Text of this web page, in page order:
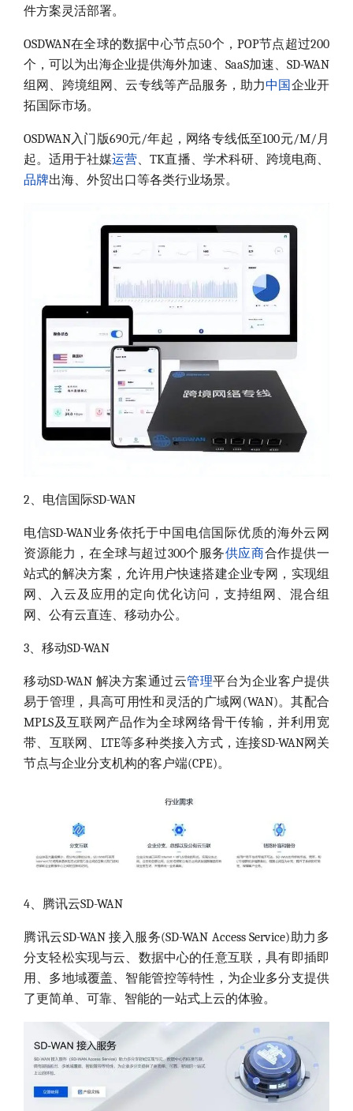
件方案灵活部署。
OSDWAN在全球的数据中心节点50个，POP节点超过200
个，可以为出海企业提供海外加速、SaaS加速、SD-WAN
组网、跨境组网、云专线等产品服务，助力中国 企业开
拓国际市场。
OSDWAN入门版690元/年起，网络专线低至100元/M/月
起。适用于社媒运营、TK直播、学术科研、跨境电商、
品牌出海、外贸出口等各类行业场景。
2、电信国际SD-WAN
电信SD-WAN业务依托于中国电信国际优质的海外云网
资源能力，在全球与超过300个服务供应商合作提供一
站式的解决方案，允许用户快速搭建企业专网，实现组
网、入云及应用的定向优化访问，支持组网、混合组
网、公有云直连、移动办公。
3、移动SD-WAN
移动SD-WAN 解决方案通过云管理平台为企业客户提供
易于管理，具高可用性和灵活的广域网(WAN)。其配合
MPLS及互联网产品作为全球网络骨干传输，并利用宽
带、互联网、LTE等多种类接入方式，连接SD-WAN网关
节点与企业分支机构的客户端(CPE)。
4、腾讯云SD-WAN
腾讯云SD-WAN 接入服务(SD-WAN Access Service)助力多
分支轻松实现与云、数据中心的任意互联，具有即插即
用、多地域覆盖、智能管控等特性，为企业多分支提供
了更简单、可靠、智能的一站式上云的体验。